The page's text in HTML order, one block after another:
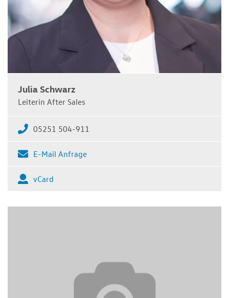
Julia Schwarz
Leiterin After Sales
05251 504-911
E-Mail Anfrage
vCard